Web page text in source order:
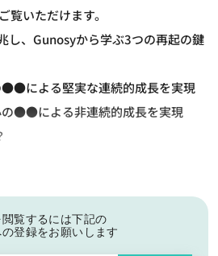
覧いただけます。
し、Gunosyから学ぶ3つの再起の鍵
による堅実な連続的成長を実現
●●による非連続的成長を実現
覧するには下記の
登録をお願いします